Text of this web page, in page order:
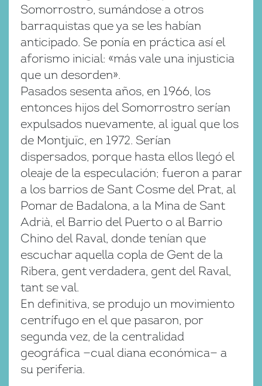
Somorrostro, sumándose a otros
barraquistas que ya se les habían
anticipado. Se ponía en práctica así el
aforismo inicial: «más vale una injusticia
que un desorden».
Pasados sesenta años, en 1966, los
entonces hijos del Somorrostro serían
expulsados nuevamente, al igual que los
de Montjuïc, en 1972. Serían
dispersados, porque hasta ellos llegó el
oleaje de la especulación; fueron a parar
a los barrios de Sant Cosme del Prat, al
Pomar de Badalona, a la Mina de Sant
Adrià, el Barrio del Puerto o al Barrio
Chino del Raval, donde tenían que
escuchar aquella copla de Gent de la
Ribera, gent verdadera, gent del Raval,
tant se val.
En definitiva, se produjo un movimiento
centrífugo en el que pasaron, por
segunda vez, de la centralidad
geográfica —cual diana económica— a
su periferia.